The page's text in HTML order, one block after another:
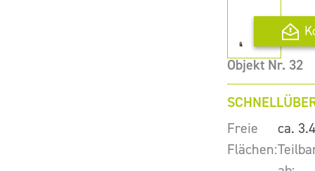
Objekt Nr. 32
Freie
Flächen:
ca.